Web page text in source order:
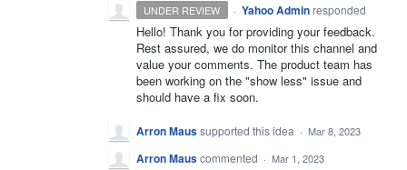
UNDER REVIEW · Yahoo Admin responded
Hello! Thank you for providing your feedback.
Rest assured, we do monitor this channel and
value your comments. The product team has
been working on the "show less" issue and
should have a fix soon.
Arron Maussupported this idea · Mar 8, 2023
Arron Mauscommented · Mar 1, 2023